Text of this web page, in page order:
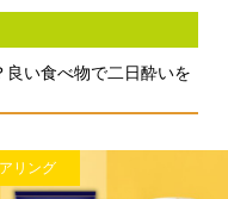
い食べ物で二日酔いを
リング